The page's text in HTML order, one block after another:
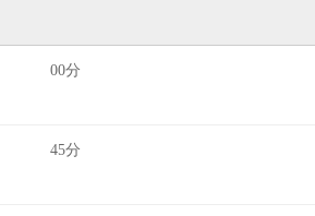
00分
45分